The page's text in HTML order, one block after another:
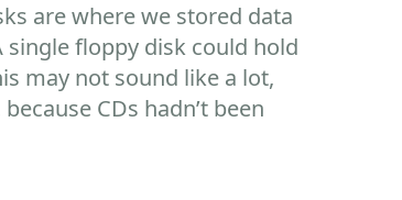
are where we stored data
floppy disk could hold
may not sound like a lot,
CDs hadn’t been